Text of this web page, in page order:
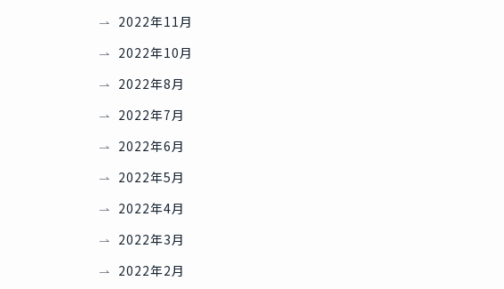
2022年11月
2022年10月
2022年8月
2022年7月
2022年6月
2022年5月
2022年4月
2022年3月
2022年2月